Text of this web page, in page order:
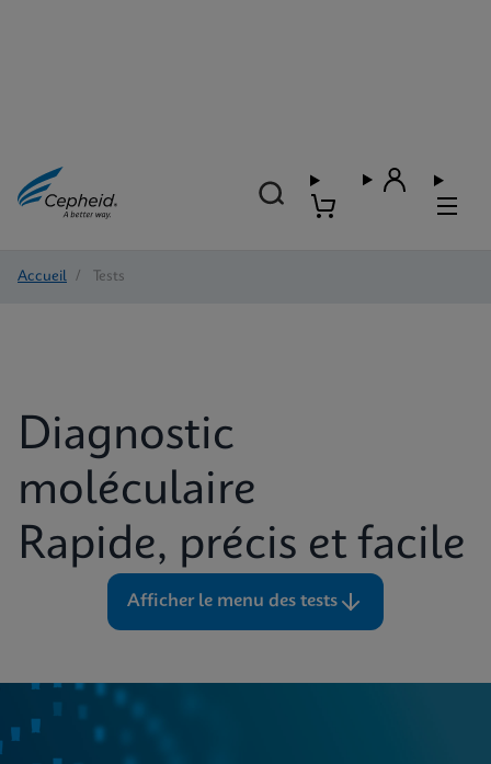
Accueil / Tests
Diagnostic
moléculaire
Rapide, précis et facile
Afficher le menu des tests